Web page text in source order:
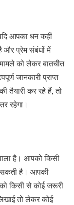
आपका धन कहीं
और प्रेम संबंधों में
को लेकर बातचीत
जानकारी प्राप्त
तैयारी कर रहे हैं, तो
रहेगा।
है। आपको किसी
सकती है। आपकी
किसी से कोई जरूरी
तो लेकर कोई